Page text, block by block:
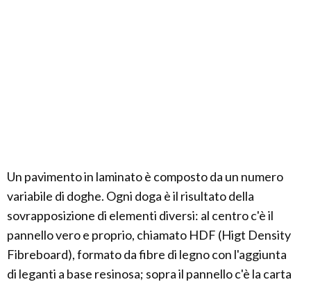
Un pavimento in laminato è composto da un numero
variabile di doghe. Ogni doga è il risultato della
sovrapposizione di elementi diversi: al centro c'è il
pannello vero e proprio, chiamato HDF (Higt Density
Fibreboard), formato da fibre di legno con l'aggiunta
di leganti a base resinosa; sopra il pannello c'è la carta